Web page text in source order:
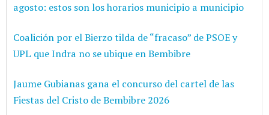
agosto: estos son los horarios municipio a municipio
Coalición por el Bierzo tilda de “fracaso” de PSOE y
UPL que Indra no se ubique en Bembibre
Jaume Gubianas gana el concurso del cartel de las
Fiestas del Cristo de Bembibre 2026